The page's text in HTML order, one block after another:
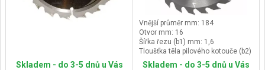
Skladem - do 3-5 dnů u Vás
Vnější průměr mm: 184
Otvor mm: 16
Šířka řezu (b1) mm: 1,6
Tloušťka těla pilového kotouče (b2)
mm: 1,1
Skladem - do 3-5 dnů u Vás